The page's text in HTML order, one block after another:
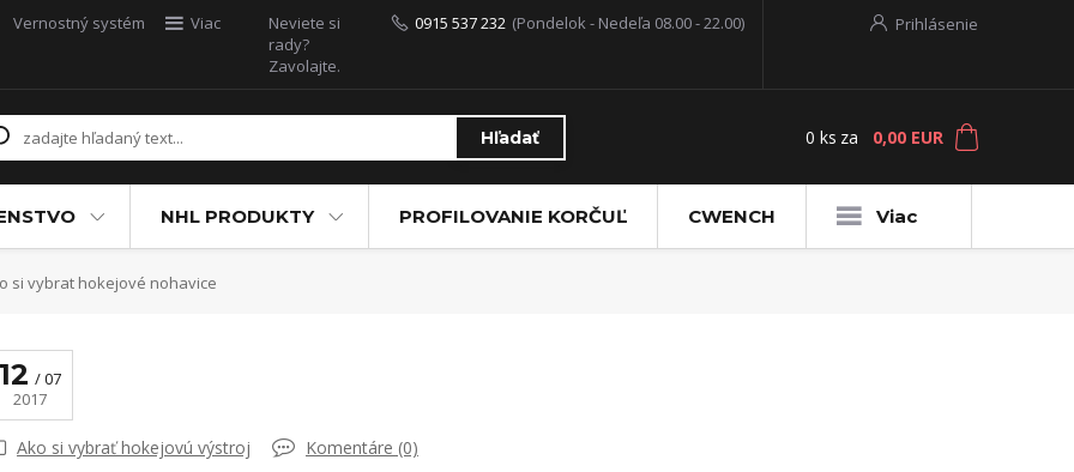
Vernostný systém Viac Prihlásenie
Hľadať
Neviete si
rady?
Zavolajte.
0915 537 232 (Pondelok - Nedeľa 08.00 - 22.00)
0 ks za 0,00 EUR
NHL PRODUKTY PROFILOVANIE KORČUĽ CWENCH Viac
si vybrat hokejové nohavice
12
07
2017
Ako si vybrať hokejovú výstroj Komentáre (0)